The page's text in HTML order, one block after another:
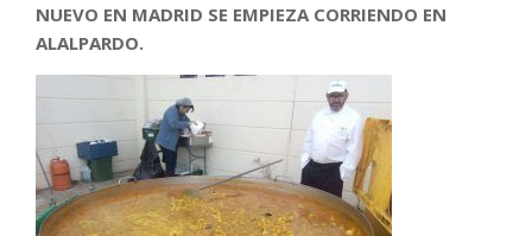
NUEVO EN MADRID SE EMPIEZA CORRIENDO EN
ALALPARDO.